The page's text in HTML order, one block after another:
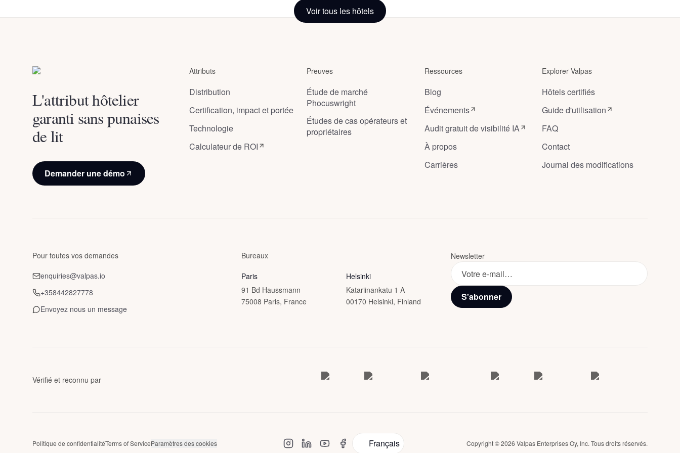
Voir tous les hôtels
L'attribut hôtelier
garanti sans punaises
de lit
Demander une démo
Attributs
Distribution
Certification, impact et portée
Technologie
Calculateur de ROI
Preuves
Étude de marché
Phocuswright
Études de cas opérateurs et
propriétaires
Ressources
Blog
Événements
Audit gratuit de visibilité IA
À propos
Carrières
Explorer Valpas
Hôtels certifiés
Guide d'utilisation
FAQ
Contact
Journal des modifications
Pour toutes vos demandes
enquiries@valpas.io
+358442827778
Envoyez nous un message
Bureaux
Paris
91 Bd Haussmann
75008 Paris, France
Helsinki
Katariinankatu 1 A
00170 Helsinki, Finland
Newsletter
S'abonner
Vérifié et reconnu par
Politique de confidentialitéTerms of ServiceParamètres des cookies Français Copyright © 2026 Valpas Enterprises Oy, Inc. Tous droits réservés.